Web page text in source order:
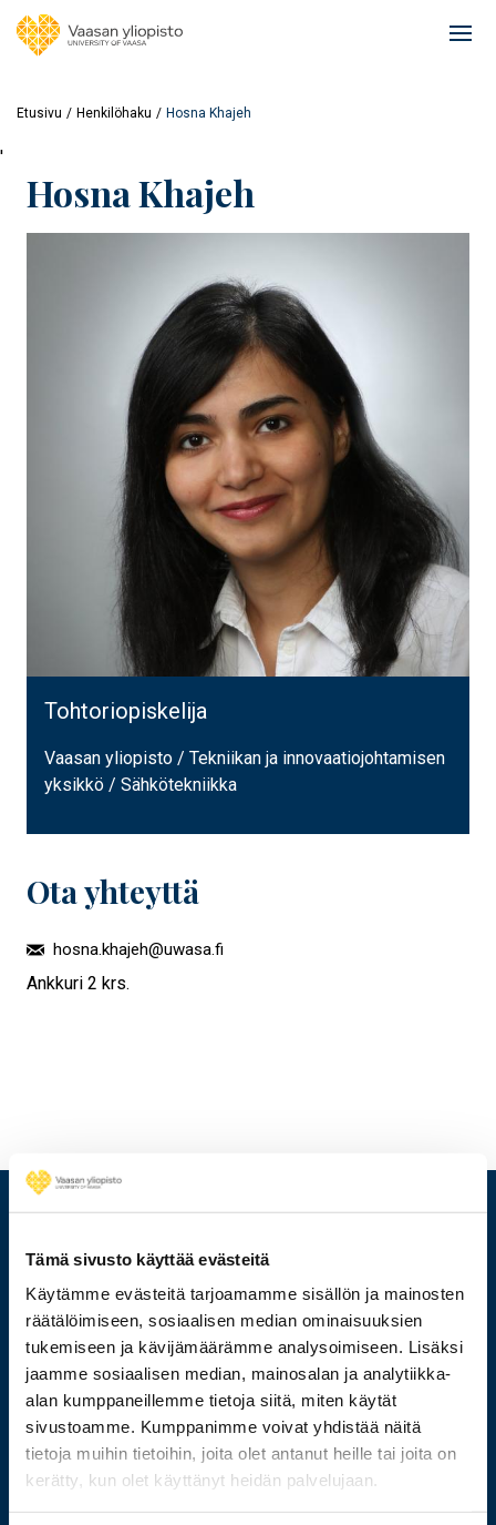
Tämä sivusto käyttää evästeitä
Käytämme evästeitä tarjoamamme sisällön ja mainosten
räätälöimiseen, sosiaalisen median ominaisuuksien
tukemiseen ja kävijämäärämme analysoimiseen. Lisäksi
jaamme sosiaalisen median, mainosalan ja analytiikka-
alan kumppaneillemme tietoja siitä, miten käytät
sivustoamme. Kumppanimme voivat yhdistää näitä
tietoja muihin tietoihin, joita olet antanut heille tai joita on
kerätty, kun olet käyttänyt heidän palvelujaan.
Etusivu Henkilöhaku Hosna Khajeh
'
Hosna Khajeh
Tohtoriopiskelija
Vaasan yliopisto / Tekniikan ja innovaatiojohtamisen
yksikkö / Sähkötekniikka
Ota yhteyttä
hosna.khajeh@uwasa.fi
Ankkuri 2 krs.
029 449 8000